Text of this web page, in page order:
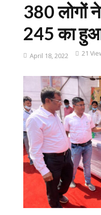
380 लोगों
245 का
April 18, 2022 21